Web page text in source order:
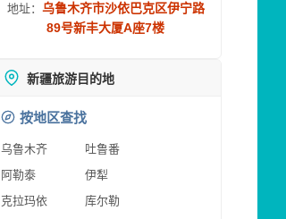
地址： 乌鲁木齐市沙依巴克区伊宁路
89号新丰大厦A座7楼
新疆旅游目的地
按地区查找
乌鲁木齐
吐鲁番
阿勒泰
伊犁
克拉玛依
库尔勒